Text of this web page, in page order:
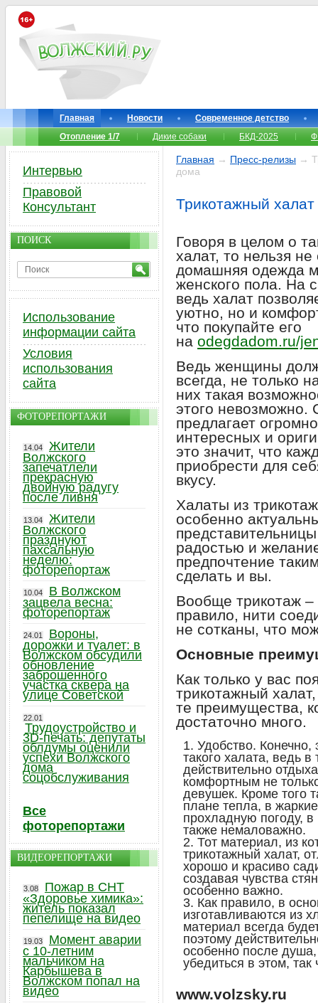
Главная Новости
Современное детство
Отопление 1/7
Дикие собаки БКД-2025
Главная → Пресс-релизы →
дома
Трикотажный
Говоря в целом о
халат, то нельзя
домашняя одежда
женского пола. На
ведь халат
уютно, но и
что покупайте его
на odegdadom.ru/
Ведь женщины
всегда, не только
них такая
этого
предлагает
интересных и
это значит, что
приобрести для
вкусу.
Халаты из
особенно
радостью и
предпочтение
сделать и вы.
Вообще трикотаж –
правило, нити
не сотканы, что
Основные
Как только у вас
трикотажный
те преимущества,
достаточно много.
Удобство. Конечно,
такого халата, ведь
действительно
комфортным не
девушек. Кроме того
плане тепла, в
прохладную погоду, в
также немаловажно.
Тот материал, из
трикотажный халат,
хорошо и красиво
создавая чувства
особенно важно.
Как правило, в
изготавливаются из
материал всегда
поэтому
особенно после
убедиться в этом,
www.volzsky.ru
Интервью
Правовой
Консультант
ПОИСК
Использование
информации сайта
Условия
использования
сайта
ФОТОРЕПОРТАЖИ
14.04
Жители
Волжского
запечатлели
прекрасную
двойную радугу
после ливня
13.04
Жители
Волжского
празднуют
пахсальную
неделю:
фоторепортаж
10.04
В Волжском
зацвела весна:
фоторепортаж
24.01
Вороны,
дорожки и туалет: в
Волжском обсудили
обновление
заброшенного
участка сквера на
улице Советской
22.01
Трудоустройство и
3D-печать: депутаты
облдумы оценили
успехи Волжского
дома
соцобслуживания
Все
фоторепортажи
ВИДЕОРЕПОРТАЖИ
3.08
Пожар в СНТ
«Здоровье химика»:
житель показал
пепелище на видео
19.03
Момент аварии
с 10-летним
мальчиком на
Карбышева в
Волжском попал на
видео